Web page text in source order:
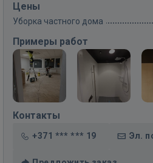
Цены
Уборка частного дома
Примеры работ
Контакты
+371 *** *** 19 Эл.